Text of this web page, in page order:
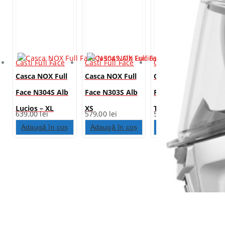
Casti Full Face
Casca NOX Full
Face N304S Alb
Lucios – XL
639,00lei
Adaugă în coș
Casti Full Face
Casca NOX Full
Face N303S Alb
XS
579,00 lei
Adaugă în coș
Casti Full Face
Casca NOX Full
Face N303S Gri
Titan Mat – M
579,00
Adaugă în coș